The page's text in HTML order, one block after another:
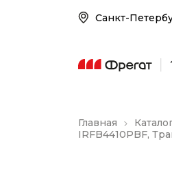
Главная
IRFB4410PBF,